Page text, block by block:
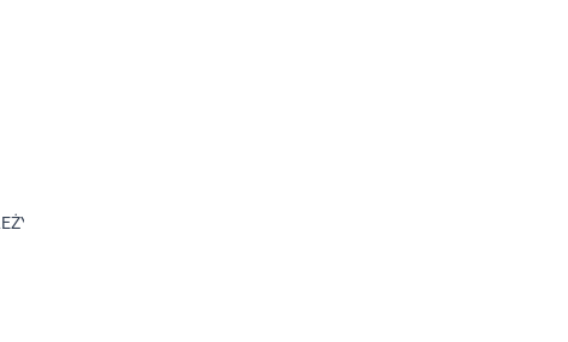
SIĘ SPODZIEWAĆ INFORMACJI”